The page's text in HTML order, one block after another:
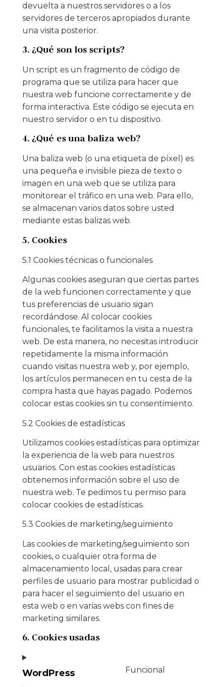
devuelta a nuestros servidores o a los
servidores de terceros apropiados durante
una visita posterior.
3. ¿Qué son los scripts?
Un script es un fragmento de código de
programa que se utiliza para hacer que
nuestra web funcione correctamente y de
forma interactiva. Este código se ejecuta en
nuestro servidor o en tu dispositivo.
4. ¿Qué es una baliza web?
Una baliza web (o una etiqueta de píxel) es
una pequeña e invisible pieza de texto o
imagen en una web que se utiliza para
monitorear el tráfico en una web. Para ello,
se almacenan varios datos sobre usted
mediante estas balizas web.
5. Cookies
5.1 Cookies técnicas o funcionales
Algunas cookies aseguran que ciertas partes
de la web funcionen correctamente y que
tus preferencias de usuario sigan
recordándose. Al colocar cookies
funcionales, te facilitamos la visita a nuestra
web. De esta manera, no necesitas introducir
repetidamente la misma información
cuando visitas nuestra web y, por ejemplo,
los artículos permanecen en tu cesta de la
compra hasta que hayas pagado. Podemos
colocar estas cookies sin tu consentimiento.
5.2 Cookies de estadísticas
Utilizamos cookies estadísticas para optimizar
la experiencia de la web para nuestros
usuarios. Con estas cookies estadísticas
obtenemos información sobre el uso de
nuestra web. Te pedimos tu permiso para
colocar cookies de estadísticas.
5.3 Cookies de marketing/seguimiento
Las cookies de marketing/seguimiento son
cookies, o cualquier otra forma de
almacenamiento local, usadas para crear
perfiles de usuario para mostrar publicidad o
para hacer el seguimiento del usuario en
esta web o en varias webs con fines de
marketing similares.
6. Cookies usadas
WordPress Funcional